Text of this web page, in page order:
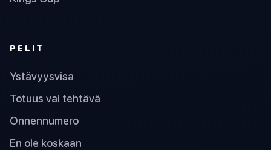
PELIT
Ystävyysvisa
Totuus vai tehtävä
Onnennumero
En ole koskaan